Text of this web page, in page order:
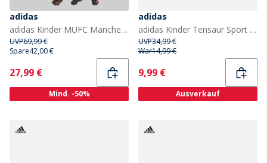
adidas
adidas Kinder MUFC Manchester United 24/25 Heim Mini Kit Mufc Red
UVP69,99 €
Spare42,00 €
Current
27,99 €
Mind. -50%
adidas
adidas Kinder Tensaur Sport 2.0 Turnschuhe Dark Blue/Footwear White/Core Black
UVP34,99 €
War14,99 €
Current
9,99 €
Ausverkauf